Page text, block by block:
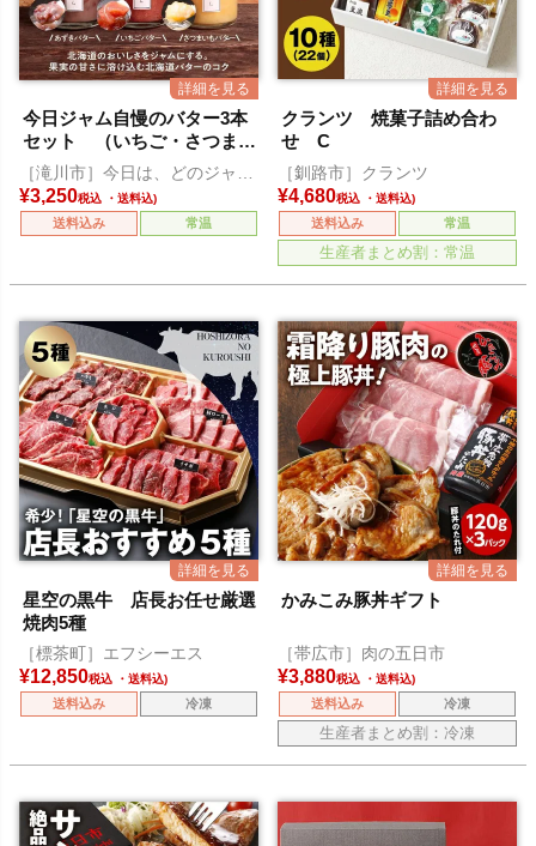
今日ジャム自慢のバター3本
セット （いちご・さつまい
も・あずきバター各1本）
［滝川市］今日は、どのジャム
にしようかな？
¥3,250税込
送料込み 常温
クランツ 焼菓子詰め合わ
せ C
［釧路市］クランツ
¥4,680税込
送料込み 常温
生産者まとめ割：常温
星空の黒牛 店長お任せ厳選
焼肉5種
［標茶町］エフシーエス
¥12,850税込
送料込み 冷凍
かみこみ豚丼ギフト
［帯広市］肉の五日市
¥3,880税込
送料込み 冷凍
生産者まとめ割：冷凍